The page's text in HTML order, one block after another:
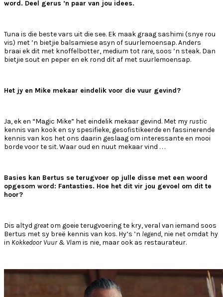
word. Deel gerus ’n paar van jou idees.
Tuna is die beste vars uit die see. Ek maak graag sashimi (snye rou
vis) met ’n bietjie balsamiese asyn of suurlemoensap. Anders
braai ek dit met knoffelbotter, medium tot rare, soos ’n steak. Dan
bietjie sout en peper en ek rond dit af met suurlemoensap.
Het jy en Mike mekaar eindelik voor die vuur gevind?
Ja, ek en “Magic Mike” het eindelik mekaar gevind. Met my rustic
kennis van kook en sy spesifieke, gesofistikeerde en fassinerende
kennis van kos het ons daarin geslaag om interessante en mooi
borde voor te sit. Waar oud en nuut mekaar vind . . .
Basies kan Bertus se terugvoer op julle disse met een woord
opgesom word: Fantasties. Hoe het dit vir jou gevoel om dit te
hoor?
Dis altyd greatom goeie terugvoering te kry, veral van iemand soos
Bertus met sy breë kennis van kos. Hy’s ’n legend, nie net omdat hy
in Kokkedoor Vuur & Vlam is nie, maar ook as restaurateur.